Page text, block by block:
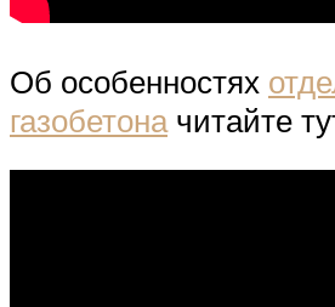
Об особенностях
газобетоначитайте